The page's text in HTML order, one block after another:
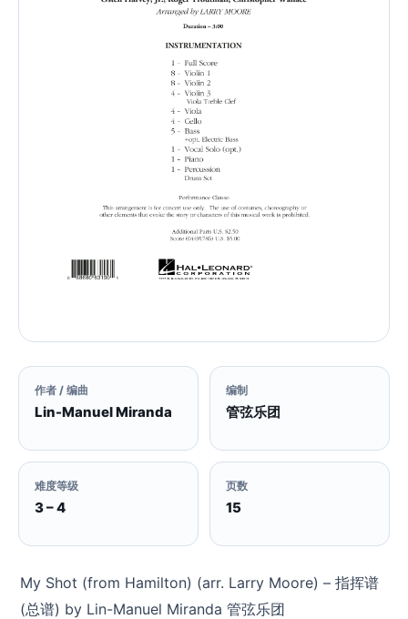
作者 / 编曲
Lin-Manuel Miranda
编制
管弦乐团
难度等级
3 – 4
页数
15
My Shot (from Hamilton) (arr. Larry Moore) – 指挥谱
(总谱) by Lin-Manuel Miranda 管弦乐团